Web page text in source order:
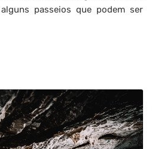
passeios que podem ser